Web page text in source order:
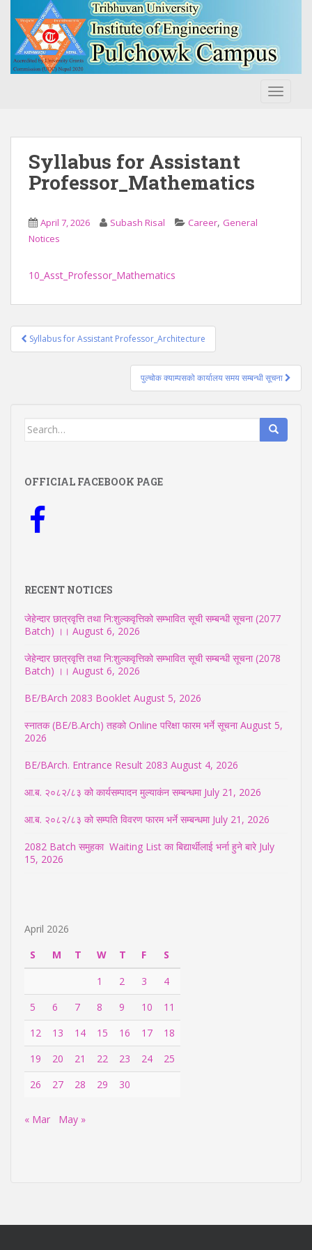
Syllabus for Assistant
Professor_Mathematics
April 7, 2026 Subash Risal Career, General
Notices
10_Asst_Professor_Mathematics
Post
navigation
Syllabus for Assistant Professor_Architecture
पुल्चोक क्याम्पसको कार्यालय समय सम्बन्धी सूचना
Search
OFFICIAL FACEBOOK PAGE
RECENT NOTICES
जेहेन्दार छात्रवृत्ति तथा नि:शुल्कवृत्तिको सम्भावित सूची सम्बन्धी सूचना (2077
Batch) ।। August 6, 2026
जेहेन्दार छात्रवृत्ति तथा नि:शुल्कवृत्तिको सम्भावित सूची सम्बन्धी सूचना (2078
Batch) ।। August 6, 2026
BE/BArch 2083 Booklet August 5, 2026
स्नातक (BE/B.Arch) तहको Online परिक्षा फारम भर्ने सूचना August 5,
2026
BE/BArch. Entrance Result 2083 August 4, 2026
आ.ब. २०८२/८३ को कार्यसम्पादन मुल्याकंन सम्बन्धमा July 21, 2026
आ.ब. २०८२/८३ को सम्पति विवरण फारम भर्ने सम्बन्धमा July 21, 2026
2082 Batch समुहका Waiting List का बिद्यार्थीलाई भर्ना हुने बारे July
15, 2026
April 2026
S
M T W T F
S
1
2 3
4
5
6 7 8 9 10
11
12
13 14 15 16 17
18
19
20 21 22 23 24
25
26
27 28 29 30
« Mar May »